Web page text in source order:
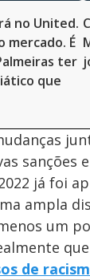
no United.
mercado. É
ter
que
sanções
já foi
ampla
um
de